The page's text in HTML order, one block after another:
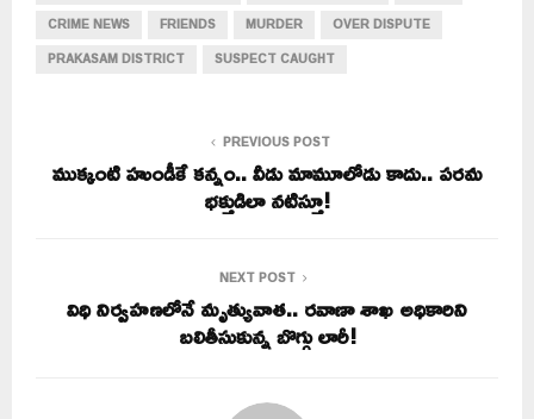
CRIME NEWS
FRIENDS MURDER
OVER DISPUTE
PRAKASAM DISTRICT
SUSPECT CAUGHT
PREVIOUS POST
ముక్కంటి హుండీకే కన్నం.. వీడు మామూలోడు కాదు.. పరమ
భక్తుడిలా నటిస్తూ!
NEXT POST
విధి నిర్వహణలోనే మృత్యువాత.. రవాణా శాఖ అధికారిని
బలితీసుకున్న బొగ్గు లారీ!